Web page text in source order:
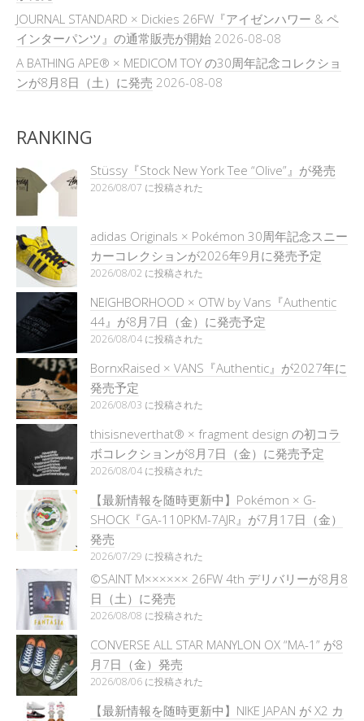
JOURNAL STANDARD × Dickies 26FW『アイゼンハワー & ペ
インターパンツ』の通常販売が開始 2026-08-08
A BATHING APE® × MEDICOM TOY の30周年記念コレクショ
ンが8月8日（土）に発売 2026-08-08
RANKING
Stüssy『Stock New York Tee “Olive”』が発売
2026/08/07 に投稿された
adidas Originals × Pokémon 30周年記念スニー
カーコレクションが2026年9月に発売予定
2026/08/02 に投稿された
NEIGHBORHOOD × OTW by Vans『Authentic
44』が8月7日（金）に発売予定
2026/08/04 に投稿された
BornxRaised × VANS『Authentic』が2027年に
発売予定
2026/08/03 に投稿された
thisisneverthat® × fragment design の初コラ
ボコレクションが8月7日（金）に発売予定
2026/08/04 に投稿された
【最新情報を随時更新中】Pokémon × G-
SHOCK『GA-110PKM-7AJR』が7月17日（金）
発売
2026/07/29 に投稿された
©SAINT M×××××× 26FW 4th デリバリーが8月8
日（土）に発売
2026/08/08 に投稿された
CONVERSE ALL STAR MANYLON OX “MA-1” が8
月7日（金）発売
2026/08/06 に投稿された
【最新情報を随時更新中】NIKE JAPAN が X2 カ